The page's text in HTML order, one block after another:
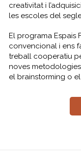
creativitat i
les escoles del segle
El programa Espais
convencional i ens
treball cooperatiu
noves
el brainstorming o